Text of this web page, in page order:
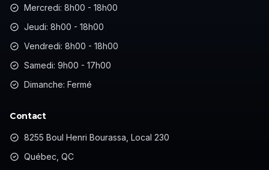
Mercredi: 8h00 - 18h00
Jeudi: 8h00 - 18h00
Vendredi: 8h00 - 18h00
Samedi: 9h00 - 17h00
Dimanche: Fermé
Contact
8255 Boul Henri Bourassa, Local 230
Québec, QC